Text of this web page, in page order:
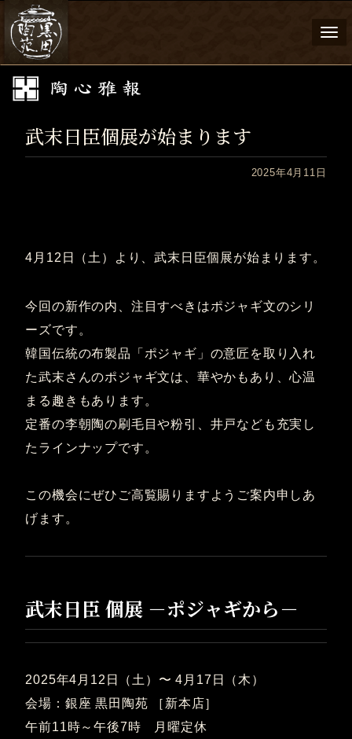
武末日臣個展が始まります
2025年4月11日
4月12日（土）より、武末日臣個展が始まります。
今回の新作の内、注目すべきはポジャギ文のシリ
ーズです。
韓国伝統の布製品「ポジャギ」の意匠を取り入れ
た武末さんのポジャギ文は、華やかもあり、心温
まる趣きもあります。
定番の李朝陶の刷毛目や粉引、井戸なども充実し
たラインナップです。
この機会にぜひご高覧賜りますようご案内申しあ
げます。
武末日臣 個展 －ポジャギから－
2025年4月12日（土）〜 4月17日（木）
会場：銀座 黒田陶苑 ［新本店］
午前11時～午後7時 月曜定休